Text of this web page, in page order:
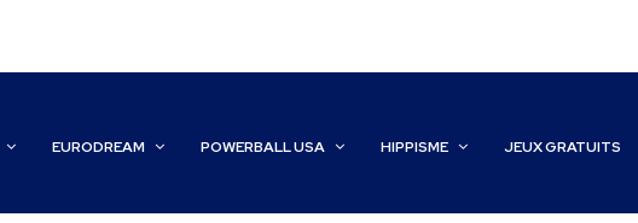
EURODREAM POWERBALL USA HIPPISME JEUX GRATUITS